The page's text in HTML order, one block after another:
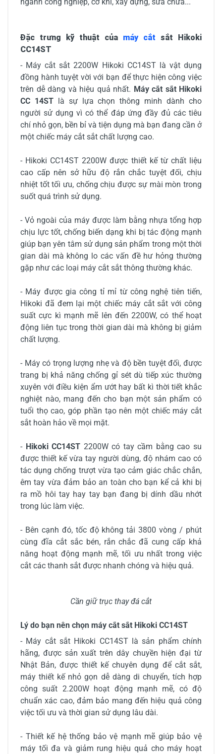
Đặc trưng kỹ thuật của máy cắt sắt Hikoki
CC14ST
- Máy cắt sắt 2200W Hikoki CC14ST là vật dụng
đồng hành tuyệt vời với bạn để thực hiện công việc
trên dễ dàng và hiệu quả nhất. Máy cắt sắt Hikoki
CC 14STlà sự lựa chọn thông minh dành cho
người sử dụng vì có thể đáp ứng đầy đủ các tiêu
chí nhỏ gọn, bền bỉ và tiện dụng mà bạn đang cần ở
một chiếc máy cắt sắt chất lượng cao.
- Hikoki CC14ST 2200W được thiết kế từ chất liệu
cao cấp nên sở hữu độ rắn chắc tuyệt đối, chịu
nhiệt tốt tối ưu, chống chịu được sự mài mòn trong
suốt quá trình sử dụng.
- Vỏ ngoài của máy được làm bằng nhựa tổng hợp
chịu lực tốt, chống biến dạng khi bị tác động mạnh
giúp bạn yên tâm sử dụng sản phẩm trong một thời
gian dài mà không lo các vấn đề hư hỏng thường
gặp như các loại máy cắt sắt thông thường khác.
- Máy được gia công tỉ mỉ từ công nghệ tiên tiến,
Hikoki đã đem lại một chiếc máy cắt sắt với công
suất cực kì mạnh mẽ lên đến 2200W, có thể hoạt
động liên tục trong thời gian dài mà không bị giảm
chất lượng.
- Máy có trọng lượng nhẹ và độ bền tuyệt đối, được
trang bị khả năng chống gỉ sét dù tiếp xúc thường
xuyên với điều kiện ẩm ướt hay bất kì thời tiết khắc
nghiệt nào, mang đến cho bạn một sản phẩm có
tuổi thọ cao, góp phần tạo nên một chiếc máy cắt
sắt hoàn hảo về mọi mặt.
- Hikoki CC14ST 2200W​ có tay cầm bằng cao su
được thiết kế vừa tay người dùng, độ nhám cao có
tác dụng chống trượt vừa tạo cảm giác chắc chắn,
êm tay vừa đảm bảo an toàn cho bạn kể cả khi bị
ra mồ hôi tay hay tay bạn đang bị dính dầu nhớt
trong lúc làm việc.
- Bên cạnh đó, tốc độ không tải 3800 vòng / phút
cùng đĩa cắt sắc bén, rắn chắc đã cung cấp khả
năng hoạt động mạnh mẽ, tối ưu nhất trong việc
cắt các thanh sắt được nhanh chóng và hiệu quả.
Cần giữ trục thay đá cắt
Lý do bạn nên chọn máy cắt sắt Hikoki CC14ST
- Máy cắt sắt Hikoki CC14ST là sản phẩm chính
hãng, được sản xuất trên dây chuyền hiện đại từ
Nhật Bản, được thiết kế chuyên dụng để cắt sắt,
máy thiết kế nhỏ gọn dễ dàng di chuyển, tích hợp
công suất 2.200W hoạt động mạnh mẽ, có độ
chuẩn xác cao, đảm bảo mang đến hiệu quả công
việc tối ưu và thời gian sử dụng lâu dài.
- Thiết kế hệ thống bảo vệ mạnh mẽ giúp bảo vệ
máy tối đa và giảm rung hiệu quả cho máy hoạt